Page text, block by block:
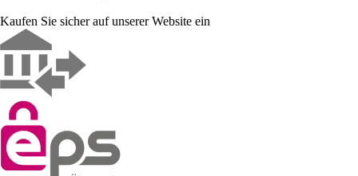
Kaufen Sie sicher auf unserer Website ein